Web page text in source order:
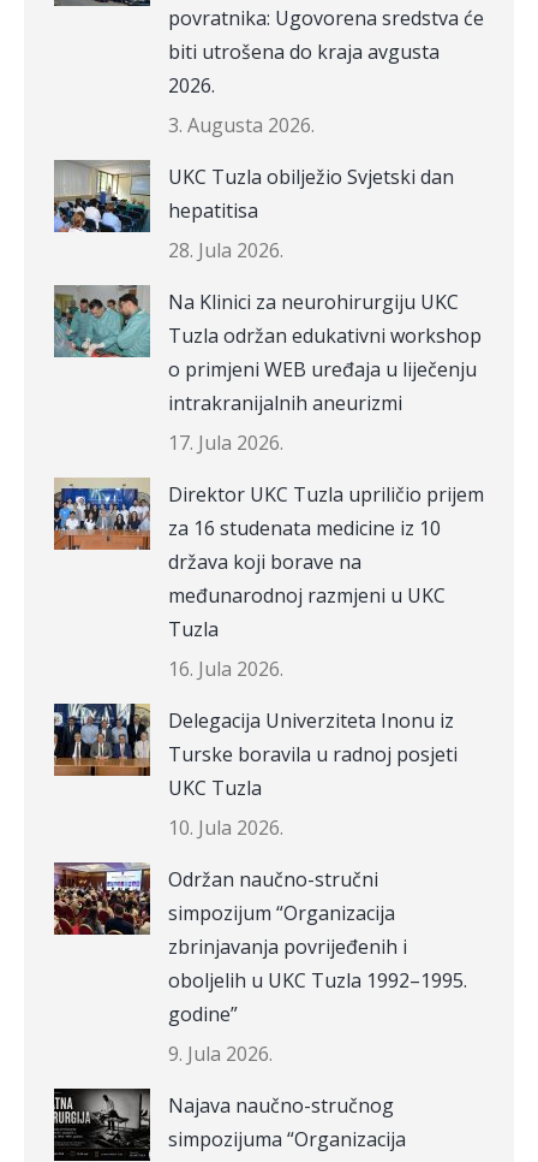
povratnika: Ugovorena sredstva će
biti utrošena do kraja avgusta
2026.
3. Augusta 2026.
UKC Tuzla obilježio Svjetski dan
hepatitisa
28. Jula 2026.
Na Klinici za neurohirurgiju UKC
Tuzla održan edukativni workshop
o primjeni WEB uređaja u liječenju
intrakranijalnih aneurizmi
17. Jula 2026.
Direktor UKC Tuzla upriličio prijem
za 16 studenata medicine iz 10
država koji borave na
međunarodnoj razmjeni u UKC
Tuzla
16. Jula 2026.
Delegacija Univerziteta Inonu iz
Turske boravila u radnoj posjeti
UKC Tuzla
10. Jula 2026.
Održan naučno-stručni
simpozijum “Organizacija
zbrinjavanja povrijeđenih i
oboljelih u UKC Tuzla 1992–1995.
godine”
9. Jula 2026.
Najava naučno-stručnog
simpozijuma “Organizacija